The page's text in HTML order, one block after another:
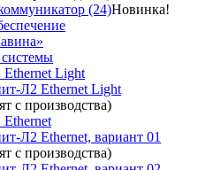
(24)Новинка!
Light
Л2 Ethernet Light
с производства)
Л2 Ethernet, вариант 01
с производства)